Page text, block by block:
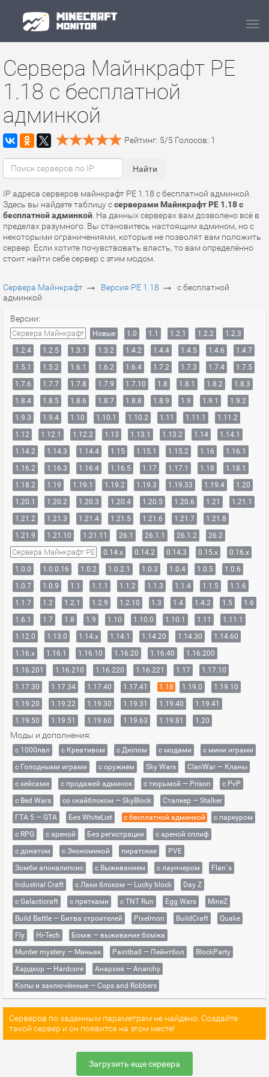
Сервера Майнкрафт PE
1.18 с бесплатной
админкой
Рейтинг: 5/5 Голосов: 1
IP адреса серверов майнкрафт PE 1.18 с бесплатной админкой.
Здесь вы найдете таблицу ссерверами Майнкрафт PE 1.18 с
бесплатной админкой . На данных серверах вам дозволено всё в
пределах разумного. Вы становитесь настоящим админом, но с
некоторыми ограничениями, которые не позволят вам положить
сервер. Если хотите почувствовать власть, то вам определённо
стоит найти себе сервер с этим модом.
Сервера Майнкрафт → Версия PE 1.18 →
с бесплатной
админкой
Версии:
Сервера Майнкрафт Новые 1.0 1.1 1.2.1 1.2.2
1.2.3
1.2.4
1.2.5 1.3.1 1.3.2 1.4.2 1.4.4 1.4.5 1.4.6
1.4.7
1.5.1
1.5.2 1.6.1 1.6.2 1.6.4 1.7.2 1.7.3 1.7.4
1.7.5
1.7.6
1.7.7 1.7.8 1.7.9 1.7.10 1.8 1.8.1 1.8.2
1.8.3
1.8.4
1.8.5 1.8.6 1.8.7 1.8.8 1.8.9 1.9 1.9.1
1.9.2
1.9.3
1.9.4 1.10 1.10.1 1.10.2 1.11 1.11.1
1.11.2
1.12
1.12.1 1.12.2 1.13 1.13.1 1.13.2 1.14
1.14.1
1.14.2
1.14.3 1.14.4 1.15 1.15.1 1.15.2 1.16
1.16.1
1.16.2
1.16.3 1.16.4 1.16.5 1.17 1.17.1 1.18
1.18.1
1.18.2
1.19 1.19.1 1.19.2 1.19.3 1.19.33 1.19.4
1.20
1.20.1
1.20.2 1.20.3 1.20.4 1.20.5 1.20.6 1.21
1.21.1
1.21.2
1.21.3 1.21.4 1.21.5 1.21.6 1.21.7
1.21.8
1.21.9
1.21.10 1.21.11 26.1 26.1.1 26.1.2 26.2
Сервера Майнкрафт PE 0.14.x 0.14.2 0.14.3 0.15.x
0.16.x
1.0.0
1.0.0.16 1.0.2 1.0.2.1 1.0.3 1.0.4 1.0.5
1.0.6
1.0.7
1.0.9 1.1 1.1.1 1.1.2 1.1.3 1.1.4 1.1.5
1.1.6
1.1.7
1.2 1.2.1 1.2.9 1.2.10 1.3 1.4 1.4.2 1.5
1.6
1.6.1
1.7 1.8 1.9 1.10 1.10.0 1.10.1 1.11
1.11.1
1.12.0
1.13.0 1.14.x 1.14.1 1.14.20 1.14.30
1.14.60
1.16.x
1.16.1 1.16.10 1.16.20 1.16.40
1.16.200
1.16.201
1.16.210 1.16.220 1.16.221 1.17
1.17.10
1.17.30
1.17.34 1.17.40 1.17.41 1.18 1.19.0
1.19.10
1.19.20
1.19.22 1.19.30 1.19.31 1.19.40
1.19.41
1.19.50
1.19.51 1.19.60 1.19.63 1.19.81 1.20
Моды и дополнения:
с 1000лвл c Креативом с Дюпом с модами
с мини играми
с Голодными играми
с оружием Sky Wars
ClanWar — Кланы
с кейсами
с продажей админок с тюрьмой — Prison
с PvP
с Bed Wars
со скайблоком — SkyBlock
Сталкер — Stalker
ГТА 5 — GTA
Без WhiteList с бесплатной админкой
с паркуром
с RPG
с ареной Без регистрации
с ареной сплиф
с донатом
с Экономикой пиратские
PVE
Зомби апокалипсис
с Выживанием с лаунчером
Flan`s
Industrial Craft
с Лаки блоком — Lucky block
Day Z
с Galacticraft
с прятками с TNT Run Egg Wars
MineZ
Build Battle — Битва строителей
Pixelmon BuildCraft
Quake
Fly
Hi-Tech
Бомж — выживание бомжа
Murder mystery — Маньяк
Paintball — Пейнтбол
BlockParty
Хардкор — Hardcore
Анархия — Anarchy
Копы и заключённые — Cops and Robbers
Серверов по заданным параметрам не найдено. Создайте
такой сервер и он появится на этом месте!
Загрузить еще сервера